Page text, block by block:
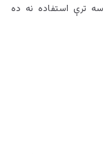
ترې استفاده نه ده